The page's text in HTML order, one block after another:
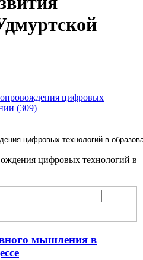
цифровых
(309)
цифровых технологий в
мышления в